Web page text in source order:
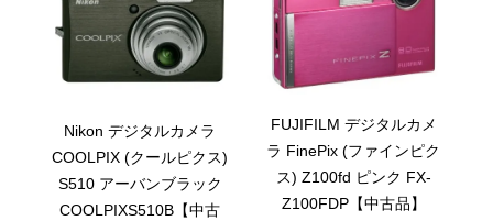
Nikon デジタルカメラ
COOLPIX (クールピクス)
S510 アーバンブラック
COOLPIXS510B【中古
FUJIFILM デジタルカメ
ラ FinePix (ファインピク
ス) Z100fd ピンク FX-
Z100FDP【中古品】